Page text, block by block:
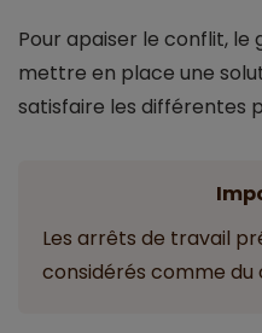
Pour apaiser le conflit,
mettre en place une
satisfaire les différentes
Les arrêts de travail
considérés comme